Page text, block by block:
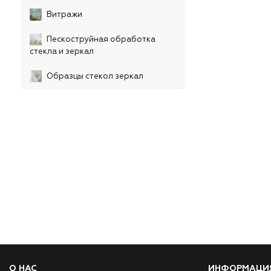
Витражи
Пескоструйная обработка
стекла и зеркал
Образцы стекол зеркал
О НАС